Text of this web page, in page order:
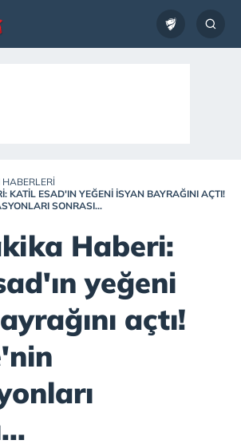
KATIL ESAD'IN YEĞENI ISYAN BAYRAĞINI AÇTI!
SONRASI...
Haberi:
yeğeni
açtı!